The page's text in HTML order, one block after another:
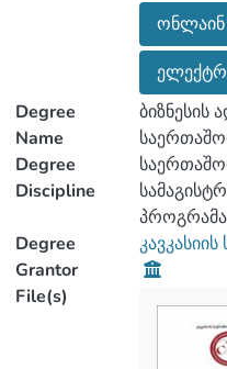
reformed
marketing
term
be found
as
and
second
forms of
provides
Also there
different
well-
The third
analyzing
ონლაინ
Degree
Name
ბიზნესის
Degree
Discipline
პროგრამა
Degree
Grantor
File(s)